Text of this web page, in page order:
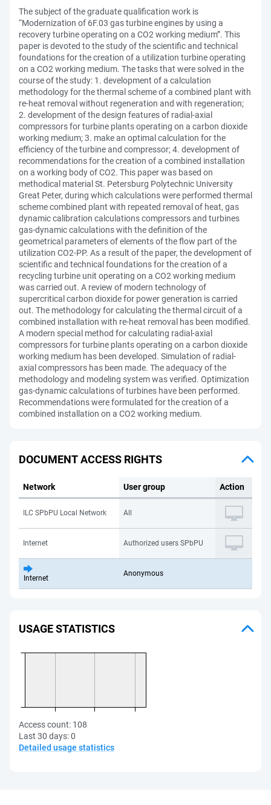
The subject of the graduate qualification work is
“Modernization of 6F.03 gas turbine engines by using a
recovery turbine operating on a CO2 working medium”. This
paper is devoted to the study of the scientific and technical
foundations for the creation of a utilization turbine operating
on a CO2 working medium. The tasks that were solved in the
course of the study: 1. development of a calculation
methodology for the thermal scheme of a combined plant with
re-heat removal without regeneration and with regeneration;
2. development of the design features of radial-axial
compressors for turbine plants operating on a carbon dioxide
working medium; 3. make an optimal calculation for the
efficiency of the turbine and compressor; 4. development of
recommendations for the creation of a combined installation
on a working body of СО2. This paper was based on
methodical material St. Petersburg Polytechnic University
Great Peter, during which calculations were performed thermal
scheme combined plant with repeated removal of heat, gas
dynamic calibration calculations compressors and turbines
gas-dynamic calculations with the definition of the
geometrical parameters of elements of the flow part of the
utilization CO2-PP. As a result of the paper, the development of
scientific and technical foundations for the creation of a
recycling turbine unit operating on a CO2 working medium
was carried out. A review of modern technology of
supercritical carbon dioxide for power generation is carried
out. The methodology for calculating the thermal circuit of a
combined installation with re-heat removal has been modified.
A modern special method for calculating radial-axial
compressors for turbine plants operating on a carbon dioxide
working medium has been developed. Simulation of radial-
axial compressors has been made. The adequacy of the
methodology and modeling system was verified. Optimization
gas-dynamic calculations of turbines have been performed.
Recommendations were formulated for the creation of a
combined installation on a CO2 working medium.
DOCUMENT ACCESS RIGHTS
Network User group Action
ILC SPbPU Local Network All
Internet Authorized users SPbPU
Internet
Anonymous
USAGE STATISTICS
Access count: 108
Last 30 days:0
Detailed usage statistics